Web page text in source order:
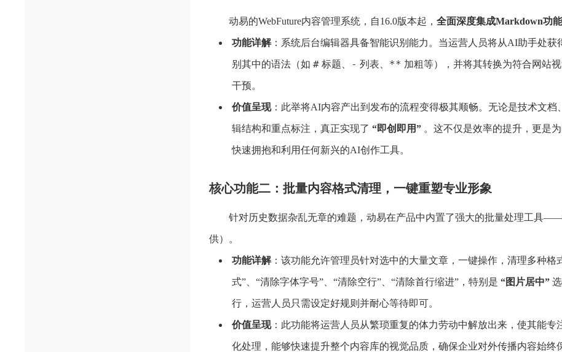
动易的WebFuture内容管理系统，自16.0版本起， 全面深度集成Markdown功能
功能详解：系统后台编辑器具备智能识别能力。当运营人员将从AI助手处
别其中的语法（如 # 标题、 - 列表、 ** 加粗等），并将其转换为符合网站
干预。
价值呈现：此举将AI内容产出到发布的流程变得极其顺畅。无论是技术文
辑结构和重点标注，真正实现了 “即创即用” 。这不仅是效率的提升，更是
快速拥抱和利用任何新兴的AI创作工具。
核心功能二：批量内容格式清理，一键重塑专业形象
针对历史数据杂乱无章的难题，动易在产品中内置了强大的批量处理工具
供）。
功能详解：该功能允许管理员针对选中的大量文章，一键操作，清理多种
式”、“清除字体字号”、“清除空行”、“清除首行缩进”，特别是 “图片居中”
行，运营人员只需设定好规则并耐心等待即可。
价值呈现：此功能将运营人员从繁琐重复的体力劳动中解放出来，使其能
化处理，能够快速提升整个内容库的视觉品质，确保企业对外传播内容始